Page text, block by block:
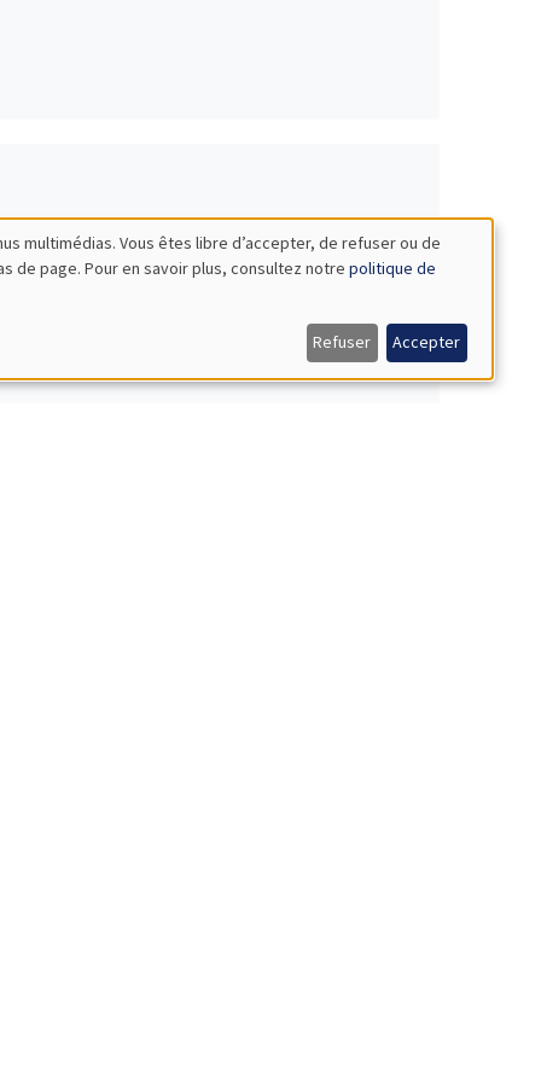
multimédias. Vous êtes libre d’accepter, de refuser ou de
de page. Pour en savoir plus, consultez notre politique de
Refuser Accepter